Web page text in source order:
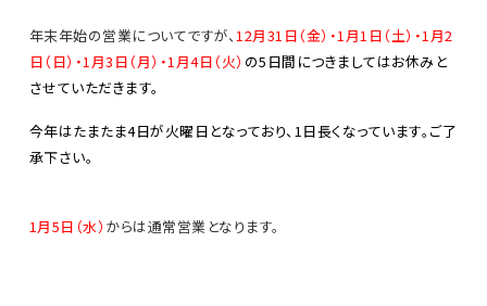
年末年始の営業についてですが、12月31日（金）・1月1日（土）・1月2
日（日）・1月3日（月）・1月4日（火） の5日間につきましてはお休みと
させていただきます。
今年はたまたま4日が火曜日となっており、1日長くなっています。ご了
承下さい。
1月5日（水） からは通常営業となります。